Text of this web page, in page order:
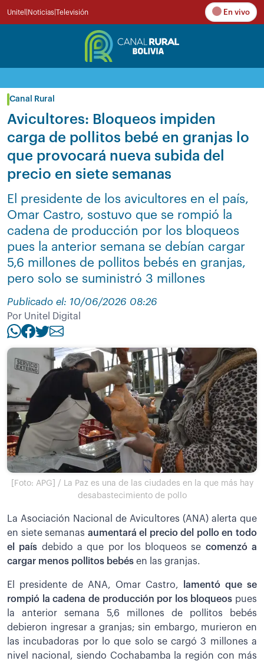
Unitel Noticias Televisión En vivo
Canal Rural
Avicultores: Bloqueos impiden
carga de pollitos bebé en granjas lo
que provocará nueva subida del
precio en siete semanas
El presidente de los avicultores en el país,
Omar Castro, sostuvo que se rompió la
cadena de producción por los bloqueos
pues la anterior semana se debían cargar
5,6 millones de pollitos bebés en granjas,
pero solo se suministró 3 millones
Publicado el: 10/06/2026 08:26
Por Unitel Digital
[Foto: APG] / La Paz es una de las ciudades en la que más hay
desabastecimiento de pollo
La Asociación Nacional de Avicultores (ANA) alerta que
en siete semanas aumentará el precio del pollo en todo
el país debido a que por los bloqueos se comenzó a
cargar menos pollitos bebés en las granjas.
El presidente de ANA, Omar Castro, lamentó que se
rompió la cadena de producción por los bloqueos pues
la anterior semana 5,6 millones de pollitos bebés
debieron ingresar a granjas; sin embargo, murieron en
las incubadoras por lo que solo se cargó 3 millones a
nivel nacional, siendo Cochabamba la región con más